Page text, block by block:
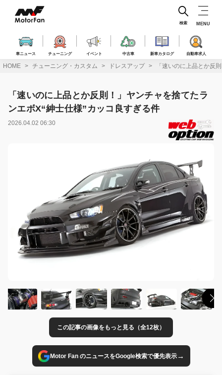
ス
車ニュース チューニング イベント 中古車 新車カタログ 自動車求人
検索 MENU
HOME チューニング・カスタム ドレスアップ 「速いのに上品とか反
「速いのに上品とか反則！」ヤンチャを捨てたラ
ンエボX“紳士仕様”カッコ良すぎる件
2026.04.02 06:30
この記事の画像をもっと見る（全12枚）
Motor Fan のニュースをGoogle検索で優先表示→